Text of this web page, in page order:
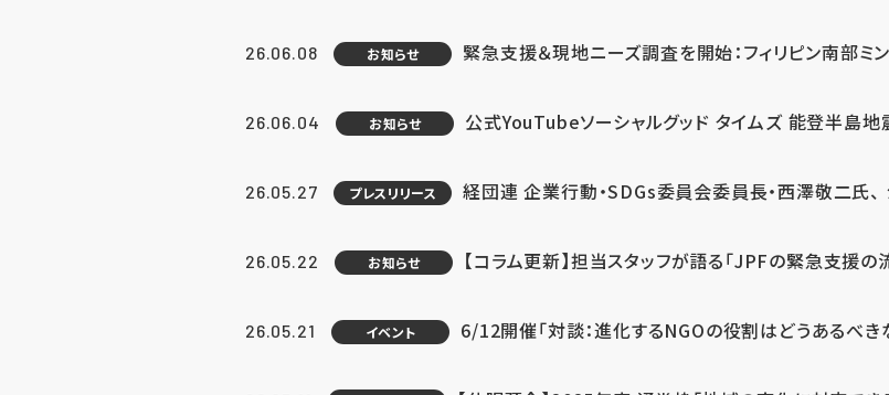
26.06.08 お知らせ 緊急支援＆現地ニーズ調査を開始：フィリピン南部
26.06.04 お知らせ 公式YouTubeソーシャルグッド タイムズ 能登半島地
26.05.27 プレスリリース 経団連 企業行動・SDGs委員会委員長・西澤敬二氏、
26.05.22 お知らせ 【コラム更新】担当スタッフが語る「JPFの緊急支援の
26.05.21 イベント 6/12開催「対談：進化するNGOの役割はどうあるべ